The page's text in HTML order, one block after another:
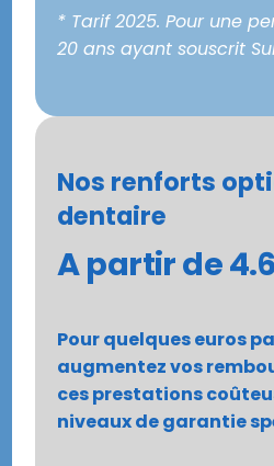
* Tarif 2025. Pour une
20 ans ayant souscrit
Nos renforts
dentaire
A partir de
Pour quelques euros
augmentez vos
ces prestations
niveaux de garantie